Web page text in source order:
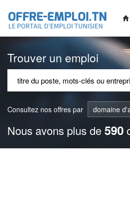
Trouver un emploi
Consultez nos offres par domaine
Nous avons plus de590